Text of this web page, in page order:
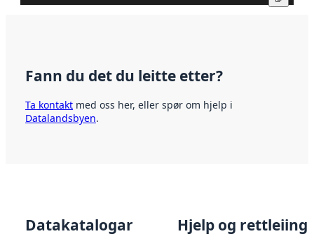
Fann du det du leitte etter?
Ta kontakt med oss her, eller spør om hjelp i
Datalandsbyen.
Datakatalogar Hjelp og rettleiing